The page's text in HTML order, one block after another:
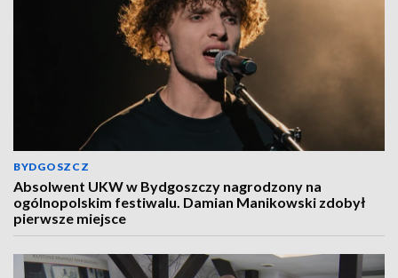
BYDGOSZCZ
Absolwent UKW w Bydgoszczy nagrodzony na
ogólnopolskim festiwalu. Damian Manikowski zdobył
pierwsze miejsce